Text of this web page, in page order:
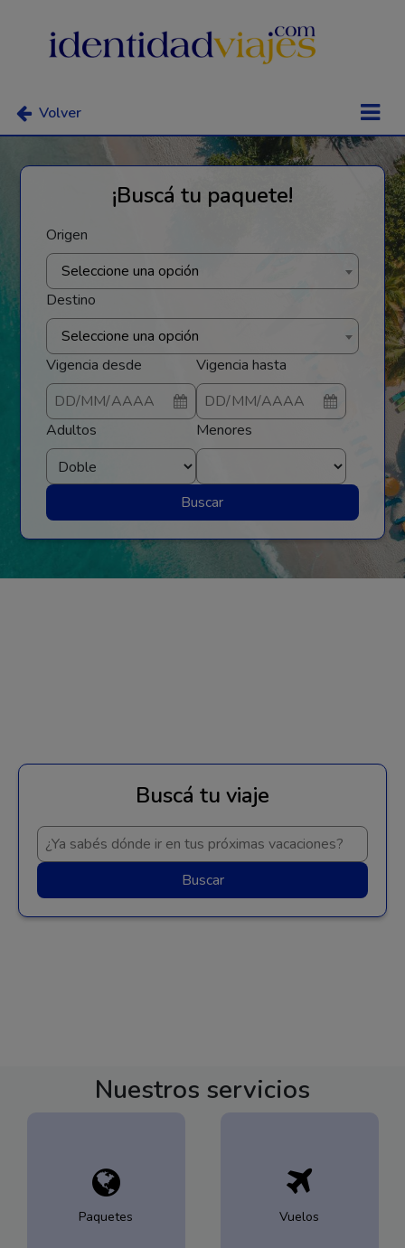
Volver
¡Buscá tu paquete!
Origen
Seleccione una opción
Destino
Seleccione una opción
Vigencia desde
Vigencia hasta
Adultos Menores
Buscar
Buscá tu viaje
Buscar
Nuestros servicios
Paquetes Vuelos